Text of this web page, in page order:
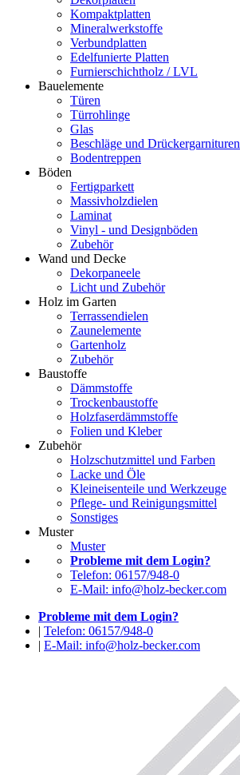
Kompaktplatten
Mineralwerkstoffe
Verbundplatten
Edelfunierte Platten
Furnierschichtholz / LVL
Bauelemente
Türen
Türrohlinge
Glas
Beschläge und Drückergarnituren
Bodentreppen
Böden
Fertigparkett
Massivholzdielen
Laminat
Vinyl - und Designböden
Zubehör
Wand und Decke
Dekorpaneele
Licht und Zubehör
Holz im Garten
Terrassendielen
Zaunelemente
Gartenholz
Zubehör
Baustoffe
Dämmstoffe
Trockenbaustoffe
Holzfaserdämmstoffe
Folien und Kleber
Zubehör
Holzschutzmittel und Farben
Lacke und Öle
Kleineisenteile und Werkzeuge
Pflege- und Reinigungsmittel
Sonstiges
Muster
Muster
Probleme mit dem Login?
Telefon: 06157/948-0
E-Mail: info@holz-becker.com
Probleme mit dem Login?
| Telefon: 06157/948-0
| E-Mail: info@holz-becker.com